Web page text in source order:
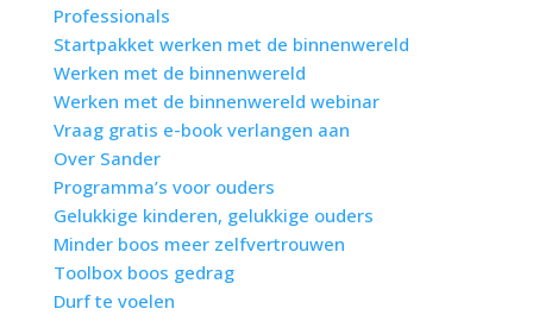
Professionals
Startpakket werken met de binnenwereld
Werken met de binnenwereld
Werken met de binnenwereld webinar
Vraag gratis e-book verlangen aan
Over Sander
Programma’s voor ouders
Gelukkige kinderen, gelukkige ouders
Minder boos meer zelfvertrouwen
Toolbox boos gedrag
Durf te voelen